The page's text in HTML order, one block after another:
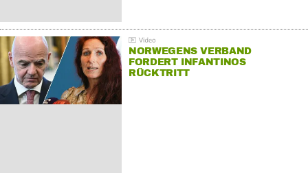
NORWEGENS VERBAND
FORDERT INFANTINOS
RÜCKTRITT